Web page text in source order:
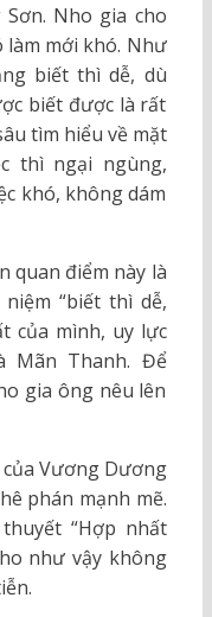
Nho gia cho
làm mới khó. Như
biết thì dễ, dù
biết được là rất
tìm hiểu về mặt
thì ngại ngùng,
khó, không dám
quan điểm này là
“biết thì dễ,
của mình, uy lực
Mãn Thanh. Để
gia ông nêu lên
Vương Dương
phán mạnh mẽ.
“Hợp nhất
như vậy không